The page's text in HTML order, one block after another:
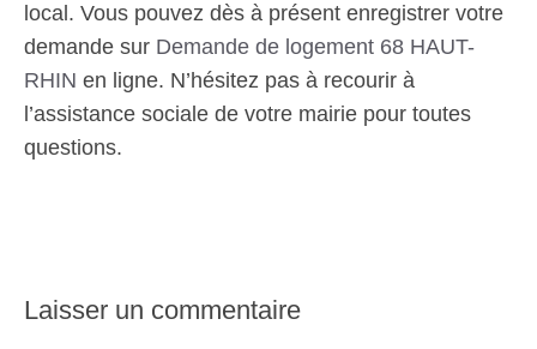
local. Vous pouvez dès à présent enregistrer votre
demande sur Demande de logement 68 HAUT-
RHIN en ligne. N’hésitez pas à recourir à
l’assistance sociale de votre mairie pour toutes
questions.
Laisser un commentaire